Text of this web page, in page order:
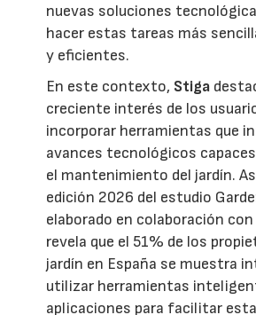
nuevas soluciones
hacer estas tareas más
y eficientes.
En este contexto, Stiga
creciente interés de los
incorporar herramientas que
avances tecnológicos
el mantenimiento del jardín.
edición 2026 del estudio
elaborado en colaboración
revela que el 51% de los
jardín en España se muestra
utilizar herramientas
aplicaciones para facilitar